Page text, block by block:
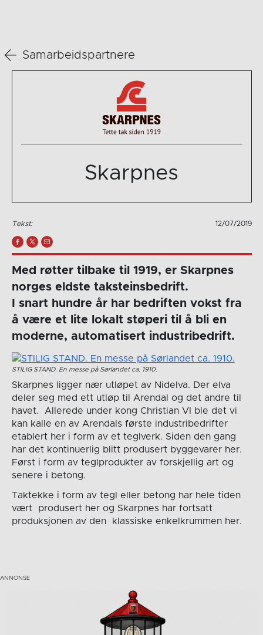
Samarbeidspartnere
Skarpnes
Tekst: 12/07/2019
Med røtter tilbake til 1919, er Skarpnes
norges eldste taksteinsbedrift.
I snart hundre år har bedriften vokst fra
å være et lite lokalt støperi til å bli en
moderne, automatisert industribedrift.
STILIG STAND. En messe på Sørlandet ca. 1910.
Skarpnes ligger nær utløpet av Nidelva. Der elva
deler seg med ett utløp til Arendal og det andre til
havet. Allerede under kong Christian VI ble det vi
kan kalle en av Arendals første industribedrifter
etablert her i form av et teglverk. Siden den gang
har det kontinuerlig blitt produsert byggevarer her.
Først i form av teglprodukter av forskjellig art og
senere i betong.
Taktekke i form av tegl eller betong har hele tiden
vært produsert her og Skarpnes har fortsatt
produksjonen av den klassiske enkelkrummen her.